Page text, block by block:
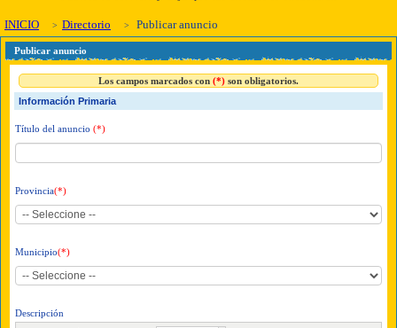
INICIO Directorio Publicar anuncio
Publicar anuncio
Los campos marcados con (*) son obligatorios.
Información Primaria
Título del anuncio (*)
Provincia(*)
Municipio(*)
Descripción